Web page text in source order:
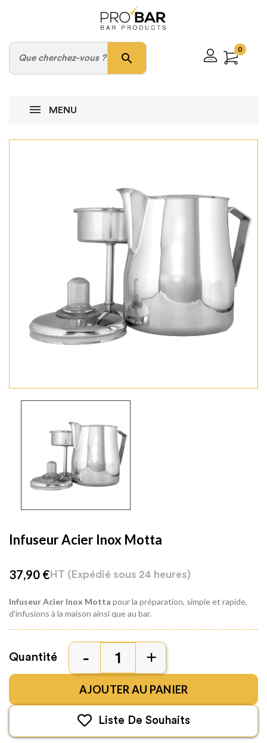
search
0
MENU
Infuseur Acier Inox Motta
37,90 € HT (Expédié sous 24 heures)
Infuseur Acier Inox Motta pour la préparation, simple et rapide,
d'infusions à la maison ainsi que au bar.
Quantité
AJOUTER AU PANIER
Liste De Souhaits